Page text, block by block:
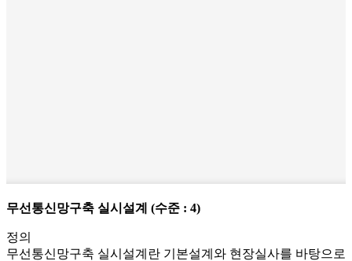
무선통신망구축 실시설계 (수준 : 4)
정의
무선통신망구축 실시설계란 기본설계와 현장실사를 바탕으로